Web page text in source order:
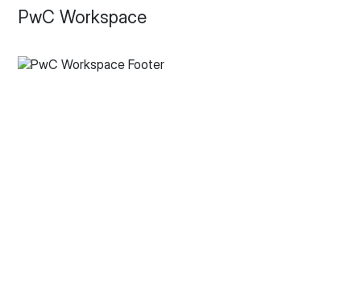
PwC Workspace